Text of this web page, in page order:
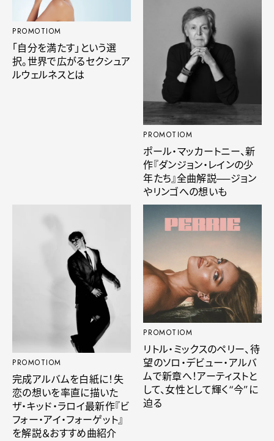
PROMOTIOM
「自分を満たす」という選
択。世界で広がるセクシュア
ルウェルネスとは
PROMOTIOM
ポール・マッカートニー、新
作『ダンジョン・レインの少
年たち』全曲解説──ジョン
やリンゴへの想いも
PROMOTIOM
完成アルバムを白紙に！失
恋の想いを率直に描いた
ザ・キッド・ラロイ最新作『ビ
フォー・アイ・フォーゲット』
を解説＆おすすめ曲紹介
PROMOTIOM
リトル・ミックスのペリー、待
望のソロ・デビュー・アルバ
ムで新章へ！アーティストと
して、女性として輝く“今”に
迫る